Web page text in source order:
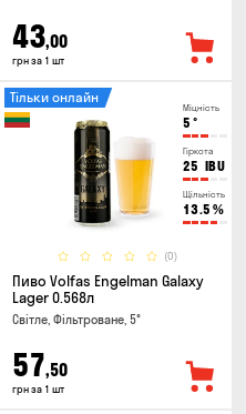
43,00
грн за 1 шт
Міцність
5 °
Гіркота
25 IBU
Щільність
13.5 %
(0)
Тільки онлайн
Пиво Volfas Engelman Galaxy
Lager 0.568л
Світле, Фільтроване, 5°
57,50
грн за 1 шт